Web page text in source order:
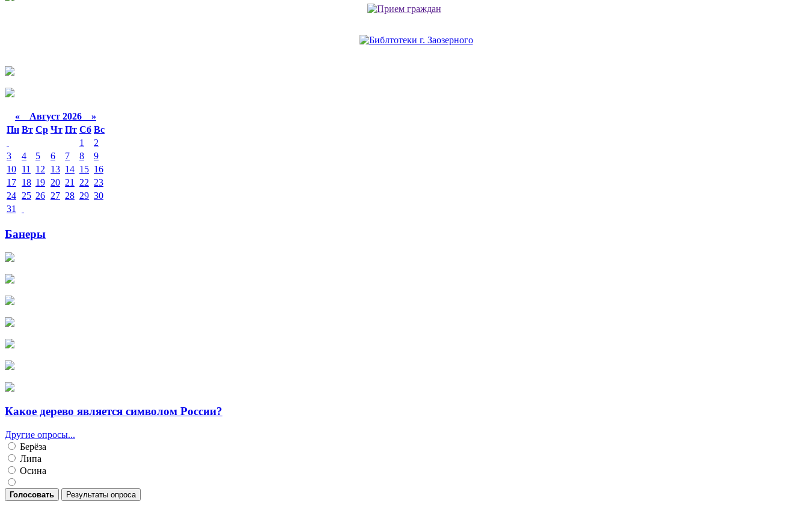
« Август 2026 »
Пн Вт Ср Чт Пт Сб Вс
1
2
3
4 5 6 7 8
9
10 11 12 13 14 15 16
17 18 19 20 21 22 23
24 25 26 27 28 29 30
31
Банеры
Какое дерево является символом России?
Другие опросы...
Берёза
Липа
Осина
Голосовать Результаты опроса